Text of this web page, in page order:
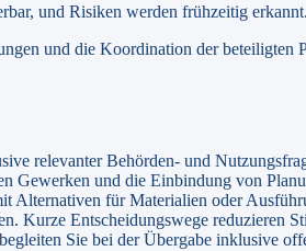
und Risiken werden frühzeitig erkannt.
und die Koordination der beteiligten
relevanter Behörden- und
Gewerken und die Einbindung von
Alternativen für Materialien oder
Kurze Entscheidungswege reduzieren
Sie bei der Übergabe inklusive